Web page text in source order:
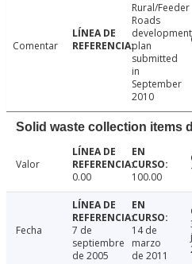
Comentar
Rural/Feeder
Roads
development
plan
submitted
in
September
2010
Solid waste collection items
Valor
0.00
100.00
Fecha
7 de
septiembre
de 2005
14 de
marzo
de 2011